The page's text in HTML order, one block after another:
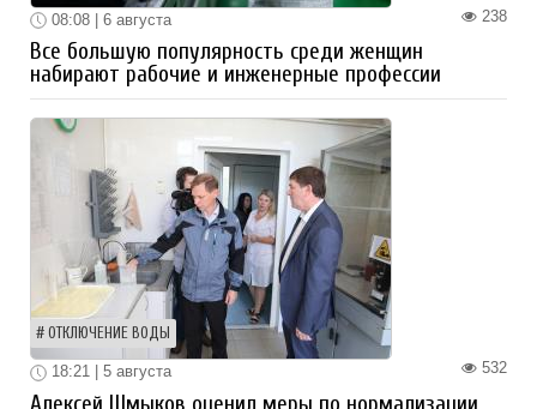
238
08:08 | 6 августа
Все большую популярность среди женщин
набирают рабочие и инженерные профессии
ОТКЛЮЧЕНИЕ ВОДЫ
532
18:21 | 5 августа